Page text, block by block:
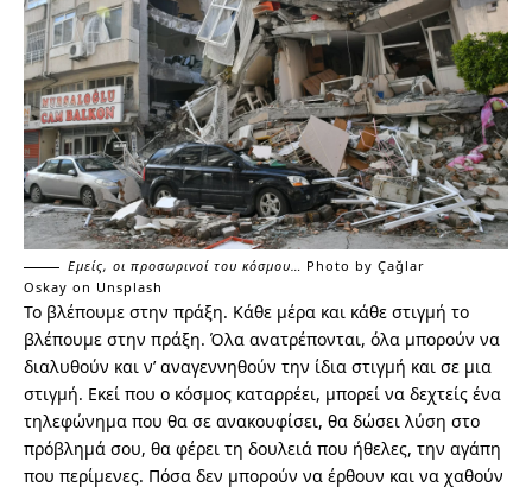
Εμείς, οι προσωρινοί του κόσμου… Photo byÇağlar
Oskay on Unsplash
Το βλέπουμε στην πράξη. Κάθε μέρα και κάθε στιγμή το
βλέπουμε στην πράξη. Όλα ανατρέπονται, όλα μπορούν να
διαλυθούν και ν’ αναγεννηθούν την ίδια στιγμή και σε μια
στιγμή. Εκεί που ο κόσμος καταρρέει, μπορεί να δεχτείς ένα
τηλεφώνημα που θα σε ανακουφίσει, θα δώσει λύση στο
πρόβλημά σου, θα φέρει τη δουλειά που ήθελες, την αγάπη
που περίμενες. Πόσα δεν μπορούν να έρθουν και να χαθούν